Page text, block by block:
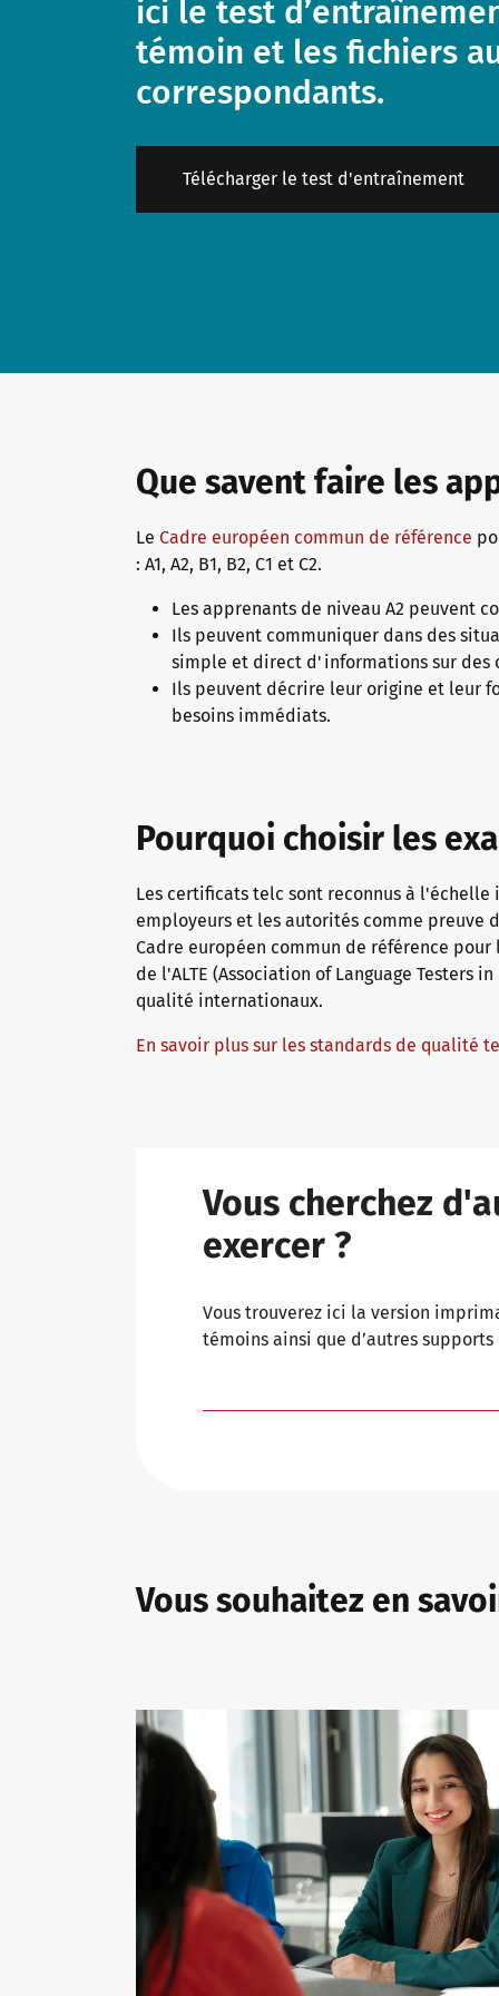
Dossiers d’information
Formats de formation
Formation : Assistance et FAQ
Offres d’emploi
Lettre d'information
ici le test
témoin et les fichiers
correspondants.
Télécharger le test d'entraînement
Que savent faire les
Le Cadre européen commun de référence
: A1, A2, B1, B2, C1 et C2.
Les apprenants de niveau A2 peuvent
Ils peuvent communiquer dans des
simple et direct d'informations sur des
Ils peuvent décrire leur origine et leur
besoins immédiats.
Pourquoi choisir les
Les certificats telc sont reconnus à
employeurs et les autorités comme preuve
Cadre européen commun de référence pour
de l'ALTE (Association of Language Testers
qualité internationaux.
En savoir plus sur les standards de qualité
Vous cherchez
exercer ?
Vous trouverez ici la version
témoins ainsi que d’autres
Vous souhaitez en